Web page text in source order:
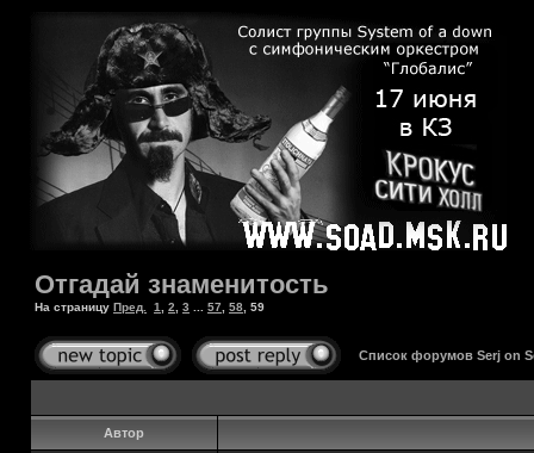
Отгадай знаменитость
На страницу Пред. 1 2 3 57 58 59
Список форумов Serj on
Автор